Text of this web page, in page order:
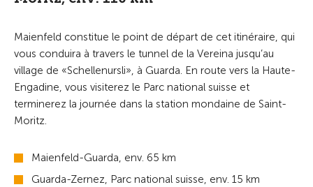
Maienfeld constitue le point de départ de cet itinéraire, qui
vous conduira à travers le tunnel de la Vereina jusqu’au
village de «Schellenursli», à Guarda. En route vers la Haute-
Engadine, vous visiterez le Parc national suisse et
terminerez la journée dans la station mondaine de Saint-
Moritz.
Maienfeld-Guarda, env. 65 km
Guarda-Zernez, Parc national suisse, env. 15 km